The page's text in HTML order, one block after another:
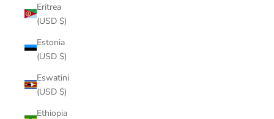
Eritrea
(USD $)
Estonia
(USD $)
Eswatini
(USD $)
Ethiopia